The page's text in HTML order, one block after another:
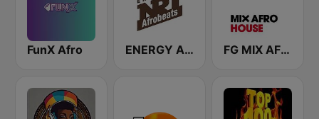
FunX Afro ENERGY Afrobeats FG MIX AFRO HOUSE